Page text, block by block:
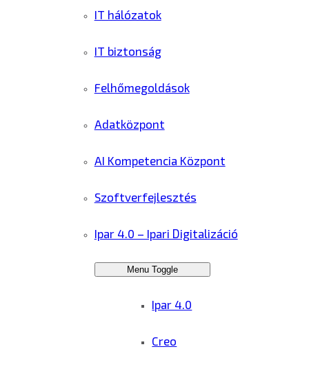
IT hálózatok
IT biztonság
Felhőmegoldások
Adatközpont
AI Kompetencia Központ
Szoftverfejlesztés
Ipar 4.0 – Ipari Digitalizáció
Menu Toggle
Ipar 4.0
Creo